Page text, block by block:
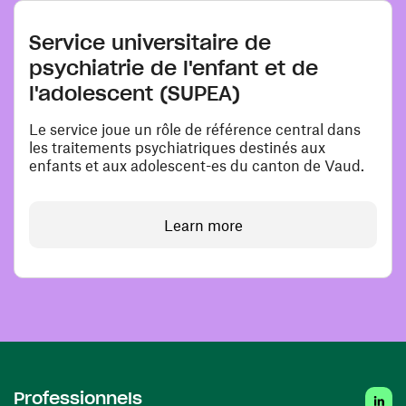
Service universitaire de
psychiatrie de l'enfant et de
l'adolescent (SUPEA)
Le service joue un rôle de référence central dans
les traitements psychiatriques destinés aux
enfants et aux adolescent-es du canton de Vaud.
Learn more
Professionnels